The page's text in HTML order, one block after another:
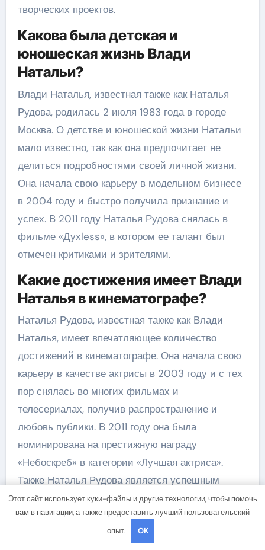
творческих проектов.
Какова была детская и
юношеская жизнь Влади
Натальи?
Влади Наталья, известная также как Наталья
Рудова, родилась 2 июля 1983 года в городе
Москва. О детстве и юношеской жизни Натальи
мало известно, так как она предпочитает не
делиться подробностями своей личной жизни.
Она начала свою карьеру в модельном бизнесе
в 2004 году и быстро получила признание и
успех. В 2011 году Наталья Рудова снялась в
фильме «Духless», в котором ее талант был
отмечен критиками и зрителями.
Какие достижения имеет Влади
Наталья в кинематографе?
Наталья Рудова, известная также как Влади
Наталья, имеет впечатляющее количество
достижений в кинематографе. Она начала свою
карьеру в качестве актрисы в 2003 году и с тех
пор снялась во многих фильмах и
телесериалах, получив распространение и
любовь публики. В 2011 году она была
номинирована на престижную награду
«Небоскреб» в категории «Лучшая актриса».
Также Наталья Рудова является успешным
продюсером и продюсировала несколько
фильмов, в которых также снялась в главной
Этот сайт использует куки-файлы и другие технологии, чтобы помочь
вам в навигации, а также предоставить лучший пользовательский
опыт.
OK